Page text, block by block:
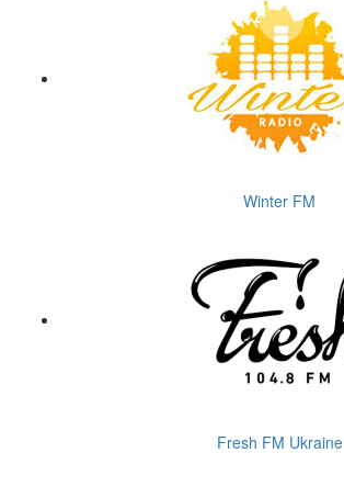
Winter FM
Fresh FM Ukraine